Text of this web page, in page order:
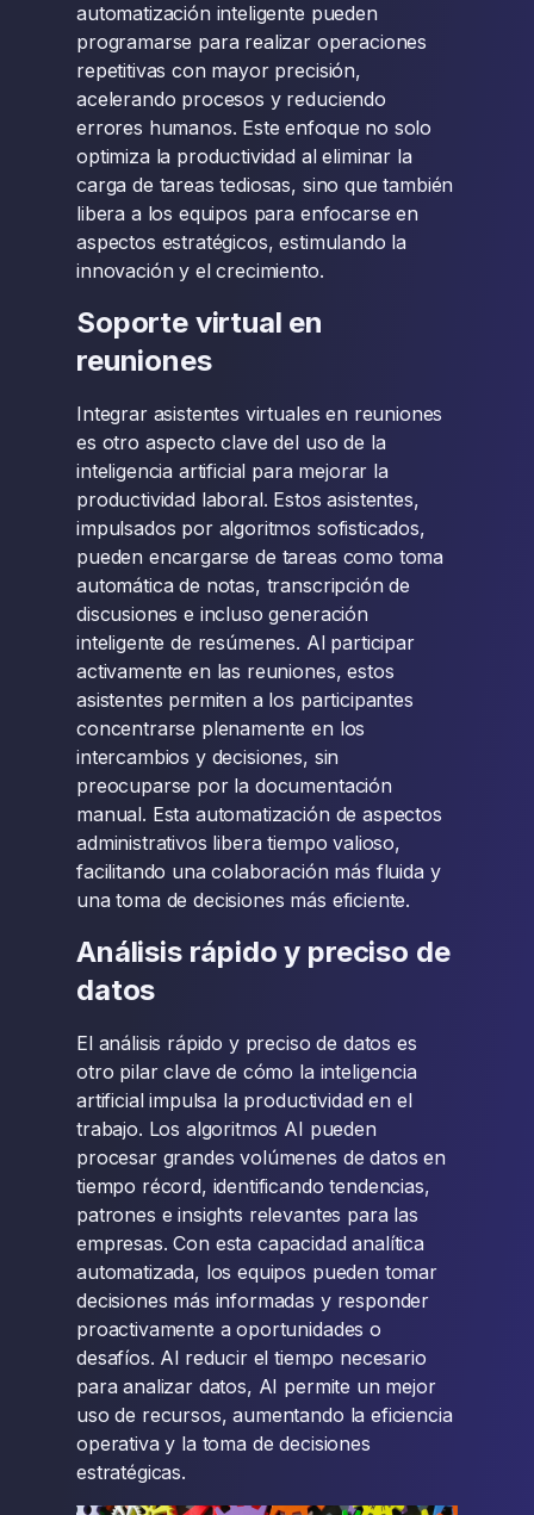
automatización inteligente pueden
programarse para realizar operaciones
repetitivas con mayor precisión,
acelerando procesos y reduciendo
errores humanos. Este enfoque no solo
optimiza la productividad al eliminar la
carga de tareas tediosas, sino que también
libera a los equipos para enfocarse en
aspectos estratégicos, estimulando la
innovación y el crecimiento.
Soporte virtual en
reuniones
Integrar asistentes virtuales en reuniones
es otro aspecto clave del uso de la
inteligencia artificial para mejorar la
productividad laboral. Estos asistentes,
impulsados por algoritmos sofisticados,
pueden encargarse de tareas como toma
automática de notas, transcripción de
discusiones e incluso generación
inteligente de resúmenes. Al participar
activamente en las reuniones, estos
asistentes permiten a los participantes
concentrarse plenamente en los
intercambios y decisiones, sin
preocuparse por la documentación
manual. Esta automatización de aspectos
administrativos libera tiempo valioso,
facilitando una colaboración más fluida y
una toma de decisiones más eficiente.
Análisis rápido y preciso de
datos
El análisis rápido y preciso de datos es
otro pilar clave de cómo la inteligencia
artificial impulsa la productividad en el
trabajo. Los algoritmos AI pueden
procesar grandes volúmenes de datos en
tiempo récord, identificando tendencias,
patrones e insights relevantes para las
empresas. Con esta capacidad analítica
automatizada, los equipos pueden tomar
decisiones más informadas y responder
proactivamente a oportunidades o
desafíos. Al reducir el tiempo necesario
para analizar datos, AI permite un mejor
uso de recursos, aumentando la eficiencia
operativa y la toma de decisiones
estratégicas.